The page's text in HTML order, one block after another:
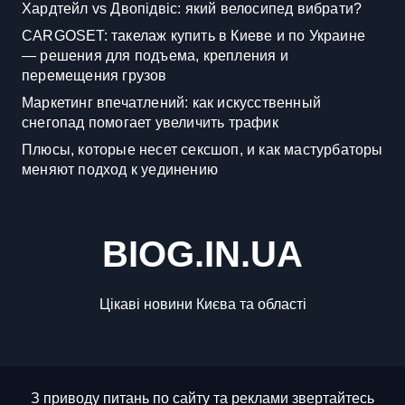
Хардтейл vs Двопідвіс: який велосипед вибрати?
CARGOSET: такелаж купить в Киеве и по Украине
— решения для подъема, крепления и
перемещения грузов
Маркетинг впечатлений: как искусственный
снегопад помогает увеличить трафик
Плюсы, которые несет сексшоп, и как мастурбаторы
меняют подход к уединению
BIOG.IN.UA
Цікаві новини Києва та області
З приводу питань по сайту та реклами звертайтесь